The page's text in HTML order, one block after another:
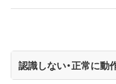
認識しない・正常に動